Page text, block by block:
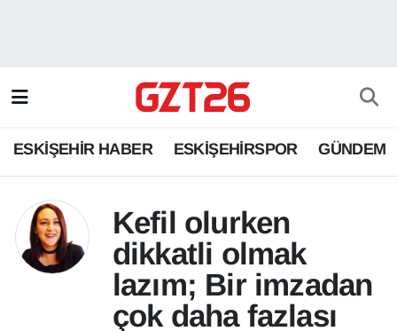
ESKİŞEHİR HABER ESKİŞEHİRSPOR GÜNDEM
Kefil olurken
dikkatli olmak
lazım; Bir imzadan
çok daha fazlası
ESKİŞEHİRSPOR
GÜNDEM
SPOR
Odunpazarı Trafik Yoğunluk Haritası
Süper Lig Puan Durumu ve Fikstür
Tüm Manşetler
Son Dakika Haberleri
Haber Arşivi